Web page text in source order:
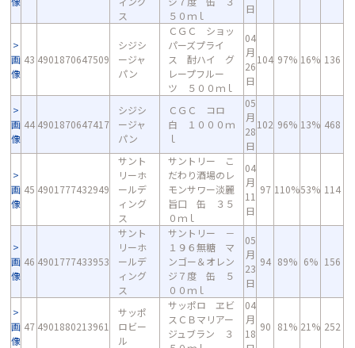
ス
５０ｍｌ
日
画
像
43 4901870647509
シジシ
ージャ
パン
ＣＧＣ ショッ
パーズプライ
ス 酎ハイ グ
レープフルー
ツ ５００ｍｌ
04
月
26
日
104 97% 16% 136
画
像
44 4901870647417
シジシ
ージャ
パン
ＣＧＣ コロ
白 １０００ｍ
ｌ
05
月
28
日
102 96% 13% 468
画
像
45 4901777432949
サント
リーホ
ールデ
ィング
ス
サントリー こ
だわり酒場のレ
モンサワー淡麗
旨口 缶 ３５
０ｍｌ
04
月
11
日
97 110%53% 114
画
像
46 4901777433953
サント
リーホ
ールデ
ィング
ス
サントリー －
１９６無糖 マ
ンゴー＆オレン
ジ７度 缶 ５
００ｍｌ
05
月
23
日
94 89% 6% 156
画
像
47 4901880213961
サッポ
ロビー
ル
サッポロ ヱビ
スＣＢマリアー
ジュブラン ３
04
月
18
90 81% 21% 252